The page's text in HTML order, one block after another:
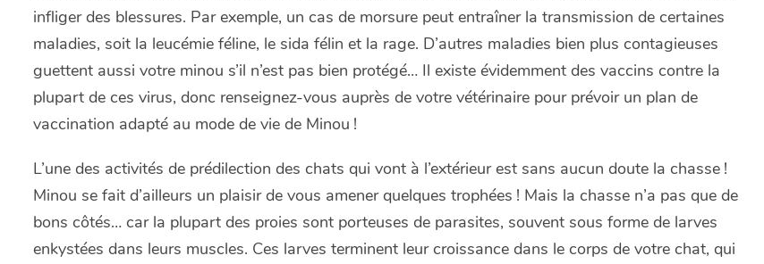
infliger des blessures. Par exemple, un cas de morsure peut entraîner la transmission de certaines
maladies, soit la leucémie féline, le sida félin et la rage. D’autres maladies bien plus contagieuses
guettent aussi votre minou s’il n’est pas bien protégé… Il existe évidemment des vaccins contre la
plupart de ces virus, donc renseignez-vous auprès de votre vétérinaire pour prévoir un plan de
vaccination adapté au mode de vie de Minou !
L’une des activités de prédilection des chats qui vont à l’extérieur est sans aucun doute la chasse !
Minou se fait d’ailleurs un plaisir de vous amener quelques trophées ! Mais la chasse n’a pas que de
bons côtés… car la plupart des proies sont porteuses de parasites, souvent sous forme de larves
enkystées dans leurs muscles. Ces larves terminent leur croissance dans le corps de votre chat, qui